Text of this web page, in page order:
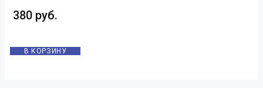
380 руб.
В КОРЗИНУ